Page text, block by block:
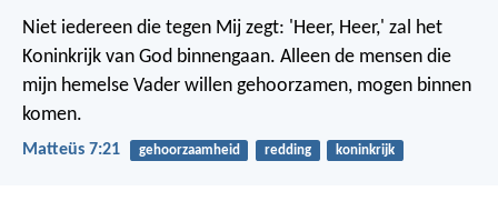
Niet iedereen die tegen Mij zegt: 'Heer, Heer,' zal het
Koninkrijk van God binnengaan. Alleen de mensen die
mijn hemelse Vader willen gehoorzamen, mogen binnen
komen.
Matteüs 7:21 gehoorzaamheid redding koninkrijk